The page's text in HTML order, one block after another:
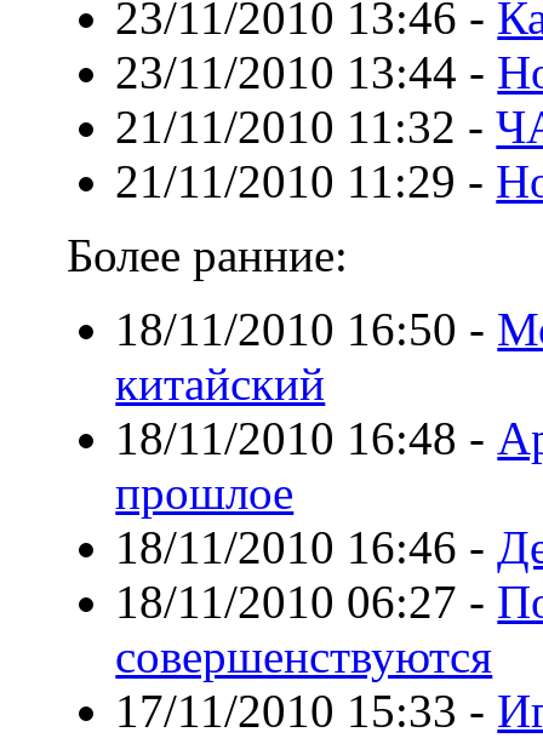
23/11/2010 13:46 -
23/11/2010 13:44 -
21/11/2010 11:32 -
21/11/2010 11:29 -
Более ранние:
18/11/2010 16:50 -
китайский
18/11/2010 16:48 -
прошлое
18/11/2010 16:46 -
18/11/2010 06:27 -
совершенствуются
17/11/2010 15:33 -